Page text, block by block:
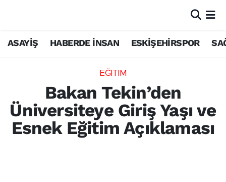
EĞİTİM
Bakan Tekin’den
Üniversiteye Giriş Yaşı ve
Esnek Eğitim Açıklaması